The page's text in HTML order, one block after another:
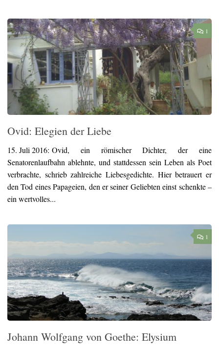
1
Ovid: Elegien der Liebe
15. Juli 2016: Ovid, ein römischer Dichter, der eine
Senatorenlaufbahn ablehnte, und stattdessen sein Leben als Poet
verbrachte, schrieb zahlreiche Liebesgedichte. Hier betrauert er
den Tod eines Papageien, den er seiner Geliebten einst schenkte –
ein wertvolles...
1
Johann Wolfgang von Goethe: Elysium